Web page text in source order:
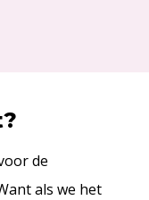
de
als we het